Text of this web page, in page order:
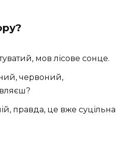
мов лісове сонце.
червоний,
правда, це вже суцільна